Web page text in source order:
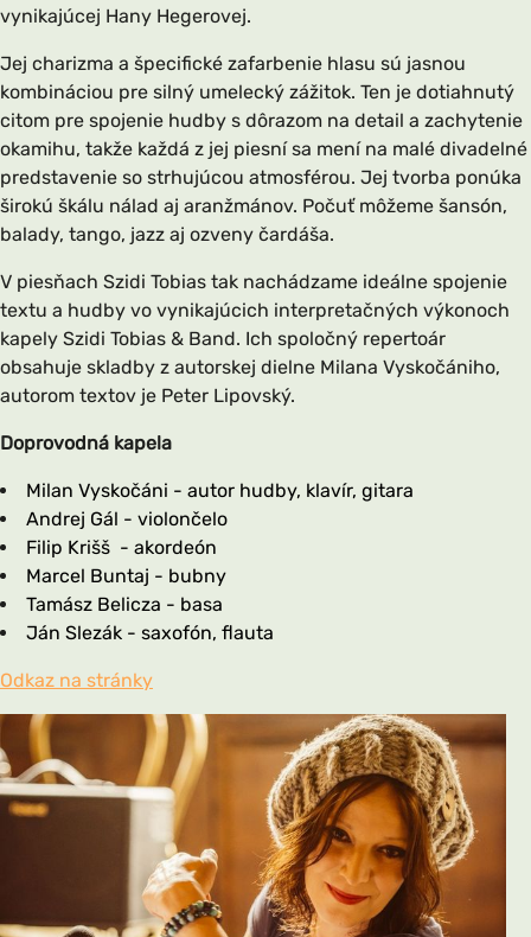
vynikajúcej Hany Hegerovej.
Jej charizma a špecifické zafarbenie hlasu sú jasnou
kombináciou pre silný umelecký zážitok. Ten je dotiahnutý
citom pre spojenie hudby s dôrazom na detail a zachytenie
okamihu, takže každá z jej piesní sa mení na malé divadelné
predstavenie so strhujúcou atmosférou. Jej tvorba ponúka
širokú škálu nálad aj aranžmánov. Počuť môžeme šansón,
balady, tango, jazz aj ozveny čardáša.
V piesňach Szidi Tobias tak nachádzame ideálne spojenie
textu a hudby vo vynikajúcich interpretačných výkonoch
kapely Szidi Tobias & Band. Ich spoločný repertoár
obsahuje skladby z autorskej dielne Milana Vyskočániho,
autorom textov je Peter Lipovský.
Doprovodná kapela
Milan Vyskočáni - autor hudby, klavír, gitara
Andrej Gál - violončelo
Filip Krišš - akordeón
Marcel Buntaj - bubny
Tamász Belicza - basa
Ján Slezák - saxofón, flauta
Odkaz na stránky